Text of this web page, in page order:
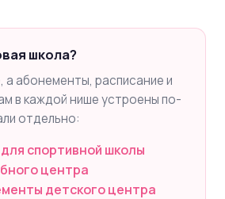
школа?
абонементы, расписание и
в каждой нише устроены по-
отдельно:
спортивной школы
центра
детского центра